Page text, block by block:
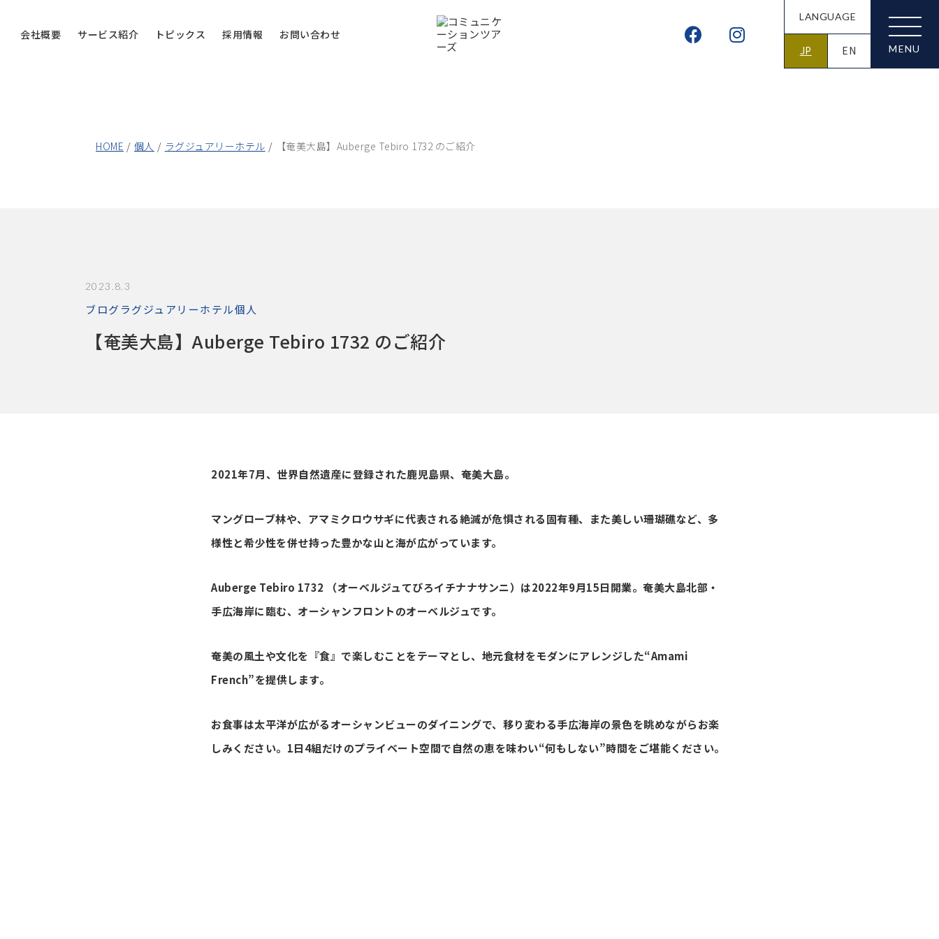
会社概要 サービス紹介 トピックス 採用情報 お問い合わせ
LANGUAGE
JP EN
HOME 個人 ラグジュアリーホテル 【奄美大島】Auberge Tebiro 1732 のご紹介
2023.8.3
ブログラグジュアリーホテル個人
【奄美大島】Auberge Tebiro 1732 のご紹介
2021年7月、世界自然遺産に登録された鹿児島県、奄美大島。
マングローブ林や、アマミクロウサギに代表される絶滅が危惧される固有種、また美しい珊瑚礁など、多
様性と希少性を併せ持った豊かな山と海が広がっています。
Auberge Tebiro 1732 （オーベルジュてびろイチナナサンニ）は2022年9月15日開業。奄美大島北部・
手広海岸に臨む、オーシャンフロントのオーベルジュです。
奄美の風土や文化を『食』で楽しむことをテーマとし、地元食材をモダンにアレンジした“Amami
French”を提供します。
お食事は太平洋が広がるオーシャンビューのダイニングで、移り変わる手広海岸の景色を眺めながらお楽
しみください。1日4組だけのプライベート空間で自然の恵を味わい“何もしない”時間をご堪能ください。